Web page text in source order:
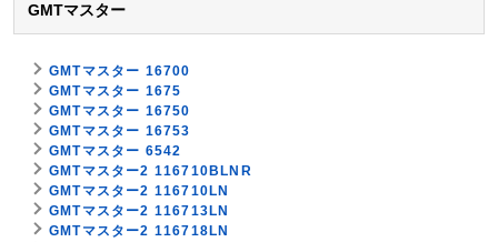
GMTマスター
GMTマスター 16700
GMTマスター 1675
GMTマスター 16750
GMTマスター 16753
GMTマスター 6542
GMTマスター2 116710BLNR
GMTマスター2 116710LN
GMTマスター2 116713LN
GMTマスター2 116718LN